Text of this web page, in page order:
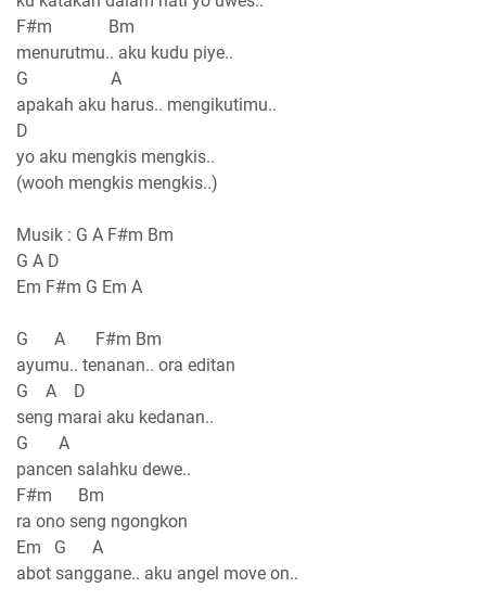
F#m Bm
menurutmu.. aku kudu piye..
G A
apakah aku harus.. mengikutimu..
D
yo aku mengkis mengkis..
(wooh mengkis mengkis..)
Musik : G A F#m Bm
G A D
Em F#m G Em A
G A F#m Bm
ayumu.. tenanan.. ora editan
G A D
seng marai aku kedanan..
G A
pancen salahku dewe..
F#m Bm
ra ono seng ngongkon
Em G A
abot sanggane.. aku angel move on..